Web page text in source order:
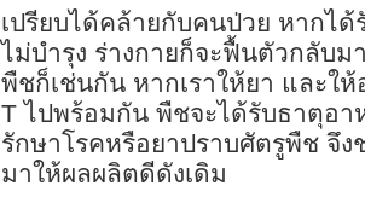
เปรียบได้คล้ายกับคนป่วย หากไ
ไม่บำรุง ร่างกายก็จะฟื้นตัวกลับ
พืชก็เช่นกัน หากเราให้ยา และใ
T ไปพร้อมกัน พืชจะได้รับธาตุอา
รักษาโรคหรือยาปราบศัตรูพืช จึ
มาให้ผลผลิตดีดังเดิม